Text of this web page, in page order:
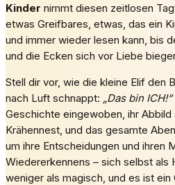
Kinder nimmt diesen zeitlosen
etwas Greifbares, etwas, das ein
und immer wieder lesen kann, bis
und die Ecken sich vor Liebe
Stell dir vor, wie die kleine Elif den
nach Luft schnappt: „Das bin ICH!“
Geschichte eingewoben, ihr Abbild
Krähennest, und das gesamte
um ihre Entscheidungen und ihren
Wiedererkennens – sich selbst als
weniger als magisch, und es ist ein